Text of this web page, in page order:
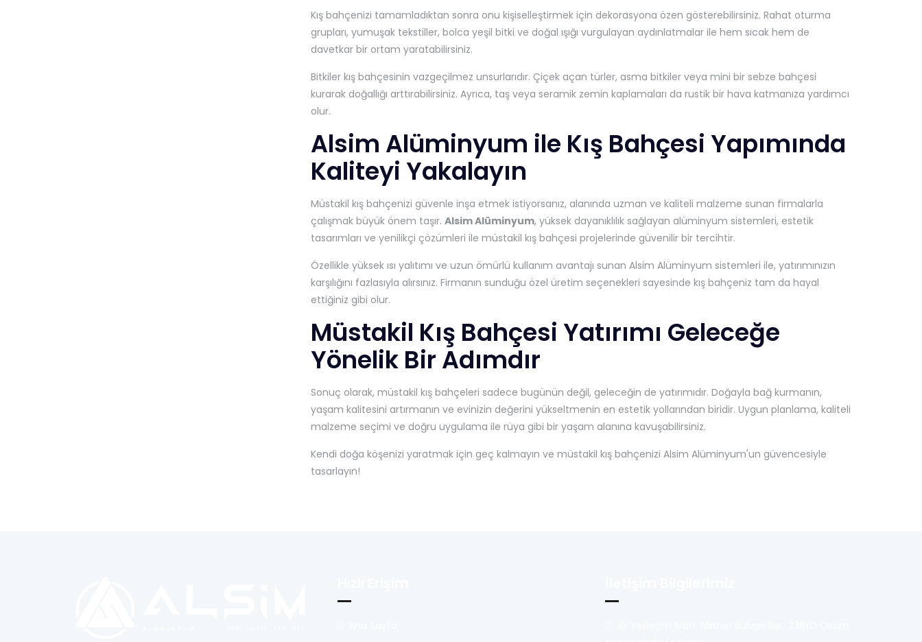
Kış bahçenizi tamamladıktan sonra onu kişiselleştirmek için dekorasyona özen gösterebilirsiniz. Rahat oturma
grupları, yumuşak tekstiller, bolca yeşil bitki ve doğal ışığı vurgulayan aydınlatmalar ile hem sıcak hem de
davetkar bir ortam yaratabilirsiniz.
Bitkiler kış bahçesinin vazgeçilmez unsurlarıdır. Çiçek açan türler, asma bitkiler veya mini bir sebze bahçesi
kurarak doğallığı arttırabilirsiniz. Ayrıca, taş veya seramik zemin kaplamaları da rustik bir hava katmanıza yardımcı
olur.
Alsim Alüminyum ile Kış Bahçesi Yapımında
Kaliteyi Yakalayın
Müstakil kış bahçenizi güvenle inşa etmek istiyorsanız, alanında uzman ve kaliteli malzeme sunan firmalarla
çalışmak büyük önem taşır. Alsim Alüminyum, yüksek dayanıklılık sağlayan alüminyum sistemleri, estetik
tasarımları ve yenilikçi çözümleri ile müstakil kış bahçesi projelerinde güvenilir bir tercihtir.
Özellikle yüksek ısı yalıtımı ve uzun ömürlü kullanım avantajı sunan Alsim Alüminyum sistemleri ile, yatırımınızın
karşılığını fazlasıyla alırsınız. Firmanın sunduğu özel üretim seçenekleri sayesinde kış bahçeniz tam da hayal
ettiğiniz gibi olur.
Müstakil Kış Bahçesi Yatırımı Geleceğe
Yönelik Bir Adımdır
Sonuç olarak, müstakil kış bahçeleri sadece bugünün değil, geleceğin de yatırımıdır. Doğayla bağ kurmanın,
yaşam kalitesini artırmanın ve evinizin değerini yükseltmenin en estetik yollarından biridir. Uygun planlama, kaliteli
malzeme seçimi ve doğru uygulama ile rüya gibi bir yaşam alanına kavuşabilirsiniz.
Kendi doğa köşenizi yaratmak için geç kalmayın ve müstakil kış bahçenizi Alsim Alüminyum'un güvencesiyle
tasarlayın!